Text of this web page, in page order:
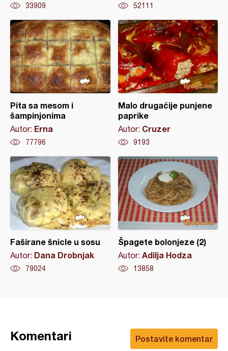
33909 52111
Pita sa mesom i
šampinjonima
Autor: Erna
77796
Malo drugačije punjene
paprike
Autor: Cruzer
9193
Faširane šnicle u sosu
Autor: Dana Drobnjak
79024
Špagete bolonjeze (2)
Autor: Adilja Hodza
13858
Postavite komentar
Komentari